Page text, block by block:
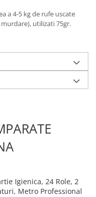
a 4-5 kg de rufe uscate
utilizati 75gr.
Igienica, 24 Role, 2
Metro Professional